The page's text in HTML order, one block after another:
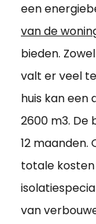
een
van de
bieden.
valt er veel
huis kan een
2600 m3. De
12 maanden.
totale
van